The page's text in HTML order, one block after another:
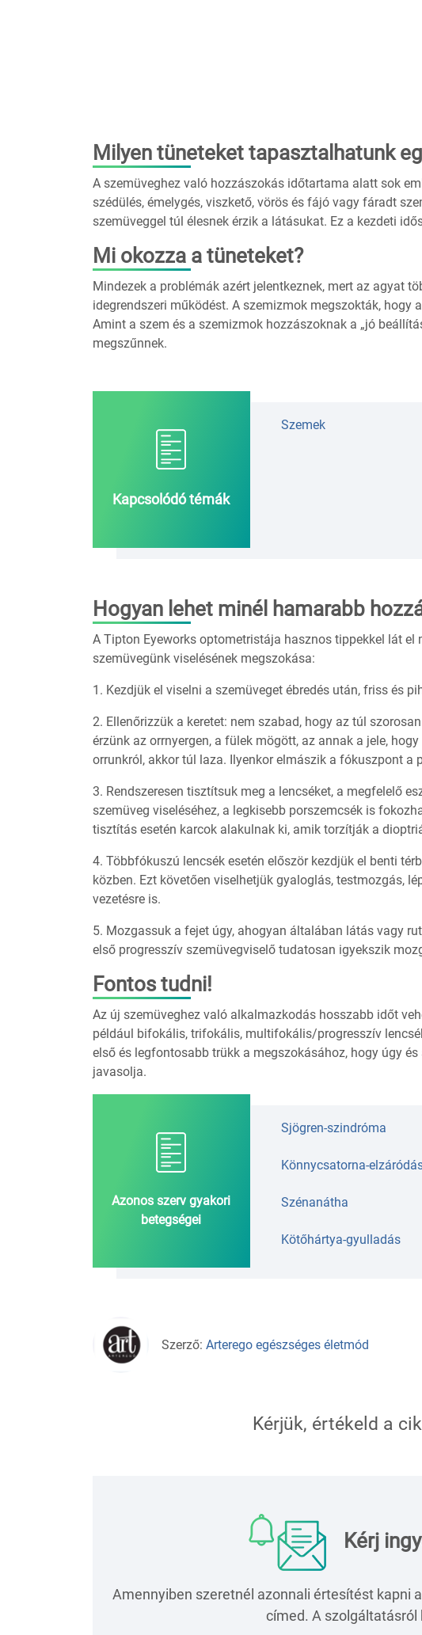
Milyen tüneteket tapasztalhatunk
A szemüveghez való hozzászokás időtartama alatt sok
szédülés, émelygés, viszkető, vörös és fájó vagy fáradt
szemüveggel túl élesnek érzik a látásukat. Ez a kezdeti
Mi okozza a tüneteket?
Mindezek a problémák azért jelentkeznek, mert az agyat
idegrendszeri működést. A szemizmok megszokták,
Amint a szem és a szemizmok hozzászoknak a „jó
megszűnnek.
Kapcsolódó témák
Szemek
Hogyan lehet minél hamarabb
A Tipton Eyeworks optometristája hasznos tippekkel lát
szemüvegünk viselésének megszokása:
1. Kezdjük el viselni a szemüveget ébredés után, friss és
2. Ellenőrizzük a keretet: nem szabad, hogy az túl
érzünk az orrnyergen, a fülek mögött, az annak a jele,
orrunkról, akkor túl laza. Ilyenkor elmászik a fókuszpont a
3. Rendszeresen tisztítsuk meg a lencséket, a megfelelő
szemüveg viseléséhez, a legkisebb porszemcsék is
tisztítás esetén karcok alakulnak ki, amik torzítják a
4. Többfókuszú lencsék esetén először kezdjük el benti
közben. Ezt követően viselhetjük gyaloglás, testmozgás,
vezetésre is.
5. Mozgassuk a fejet úgy, ahogyan általában látás vagy
első progresszív szemüvegviselő tudatosan igyekszik
Fontos tudni!
Az új szemüveghez való alkalmazkodás hosszabb időt
például bifokális, trifokális, multifokális/progresszív
első és legfontosabb trükk a megszokásához, hogy úgy
javasolja.
Azonos szerv gyakori
betegségei
Sjögren-szindróma
Könnycsatorna-
Szénanátha
Kötőhártya-gyulladás
Szerző: Arterego egészséges életmód
Kérjük, értékeld a
Kérj
Amennyiben szeretnél azonnali értesítést kapni
címed. A